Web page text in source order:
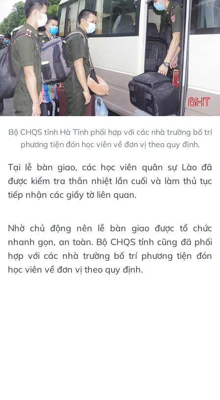
Bộ CHQS tỉnh Hà Tĩnh phối hợp với các nhà trường bố trí
phương tiện đón học viên về đơn vị theo quy định.
Tại lễ bàn giao, các học viên quân sự Lào đã
được kiểm tra thân nhiệt lần cuối và làm thủ tục
tiếp nhận các giấy tờ liên quan.
Nhờ chủ động nên lễ bàn giao được tổ chức
nhanh gọn, an toàn. Bộ CHQS tỉnh cũng đã phối
hợp với các nhà trường bố trí phương tiện đón
học viên về đơn vị theo quy định.